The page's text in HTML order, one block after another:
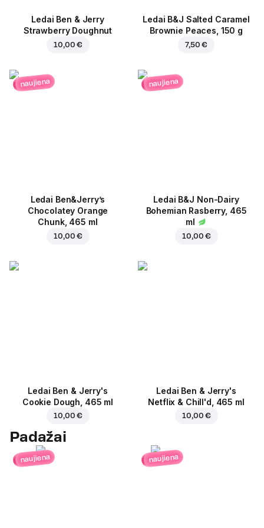
Ledai Ben & Jerry
Strawberry Doughnut
10,00 €
Ledai B&J Salted Caramel
Brownie Peaces, 150 g
7,50 €
naujiena
Ledai Ben&Jerry’s
Chocolatey Orange
Chunk, 465 ml
10,00 €
naujiena
Ledai B&J Non-Dairy
Bohemian Rasberry, 465
ml
10,00 €
Ledai Ben & Jerry's
Cookie Dough, 465 ml
10,00 €
Ledai Ben & Jerry's
Netflix & Chill'd, 465 ml
10,00 €
Padažai
naujiena naujiena